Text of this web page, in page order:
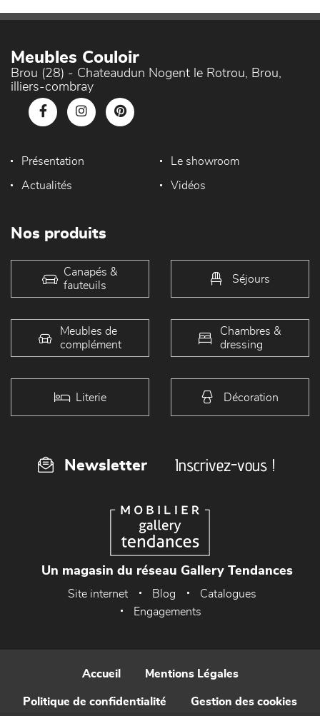
Meubles Couloir
Brou (28) - Chateaudun Nogent le Rotrou, Brou,
illiers-combray
Présentation Le showroom
Actualités Vidéos
Nos produits
Canapés &
fauteuils
Séjours
Meubles de
complément
Chambres &
dressing
Literie Décoration
Newsletter Inscrivez-vous !
Un magasin du réseau Gallery Tendances
Site internet Blog
Catalogues
Engagements
Accueil Mentions Légales
Politique de confidentialité Gestion des cookies